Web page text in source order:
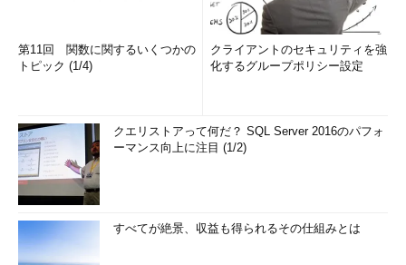
第11回 関数に関するいくつかの
トピック (1/4)
クライアントのセキュリティを強
化するグループポリシー設定
クエリストアって何だ？ SQL Server 2016のパフォ
ーマンス向上に注目 (1/2)
すべてが絶景、収益も得られるその仕組みとは